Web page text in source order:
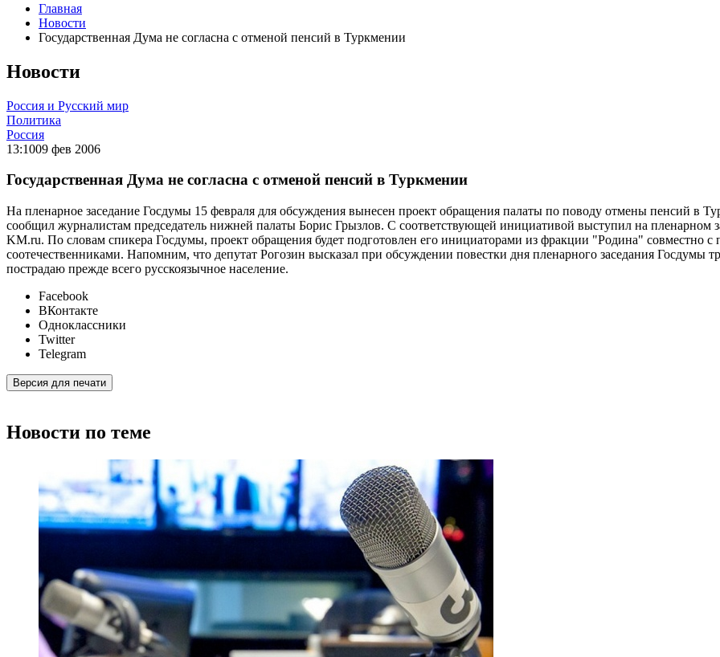
Главная
Новости
Государственная Дума не согласна с отменой пенсий в Туркмении
Новости
Россия и Русский мир
Политика
Россия
13:1009 фев 2006
Государственная Дума не согласна с отменой пенсий в Туркмении
На пленарное заседание Госдумы 15 февраля для обсуждения вынесен проект обращения палаты по поводу отмены пенсий в
сообщил журналистам председатель нижней палаты Борис Грызлов. С соответствующей инициативой выступил на пленарном
KM.ru. По словам спикера Госдумы, проект обращения будет подготовлен его инициаторами из фракции "Родина" совместно
соотечественниками. Напомним, что депутат Рогозин высказал при обсуждении повестки дня пленарного заседания Госдумы
пострадаю прежде всего русскоязычное население.
Facebook
ВКонтакте
Одноклассники
Twitter
Telegram
Версия для печати
Новости по теме